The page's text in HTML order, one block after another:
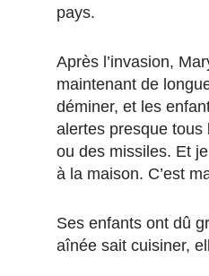
pays.
Après l’invasion,
maintenant de
déminer, et les
alertes presque
ou des missiles. Et
à la maison. C’est
Ses enfants ont dû
aînée sait cuisiner,